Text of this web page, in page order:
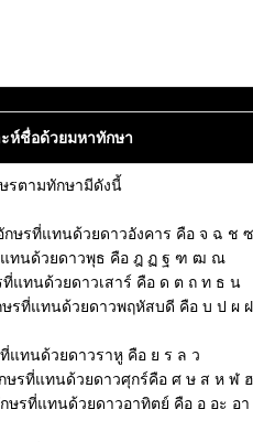
ะห์ชื่อด้วยมหาทักษา
รตามทักษามีดังนี้
กษรที่แทนด้วยดาวอังคาร คือ จ ฉ ช
แทนด้วยดาวพุธ คือ ฎ ฏ ฐ ฑ ฒ ณ
ที่แทนด้วยดาวเสาร์ คือ ด ต ถ ท ธ น
รที่แทนด้วยดาวพฤหัสบดี คือ บ ป ผ
แทนด้วยดาวราหู คือ ย ร ล ว
ษรที่แทนด้วยดาวศุกร์คือ ศ ษ ส ห ฬ ฮ
ษรที่แทนด้วยดาวอาทิตย์ คือ อ อะ อา